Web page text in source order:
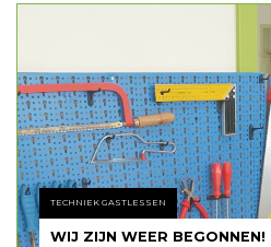
TECHNIEK GASTLESSEN
WIJ ZIJN WEER BEGONNEN!